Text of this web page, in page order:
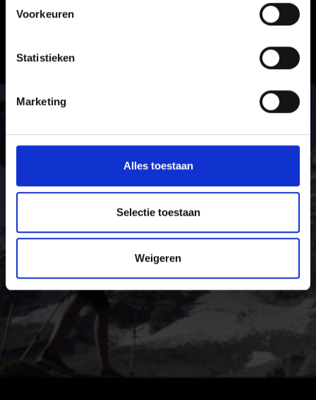
Voorkeuren
Statistieken
Marketing
Alles toestaan
Selectie toestaan
Weigeren
Wandelen in het Vinschgau –
hoogalpine bergtochten: het uitgebreide net aan
wandelpaden in het Vinschgau is net zo afwisselend